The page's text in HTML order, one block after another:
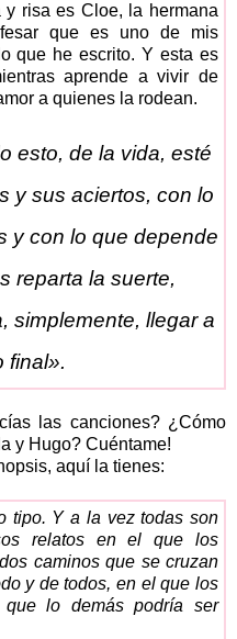
risa es Cloe, la hermana
que es uno de mis
que he escrito. Y esta es
aprende a vivir de
a quienes la rodean.
esto, de la vida, esté
y sus aciertos, con lo
y con lo que depende
reparta la suerte,
simplemente, llegar a
final».
las canciones? ¿Cómo
y Hugo? Cuéntame!
aquí la tienes:
tipo. Y a la vez todas son
relatos en el que los
caminos que se cruzan
y de todos, en el que los
que lo demás podría ser